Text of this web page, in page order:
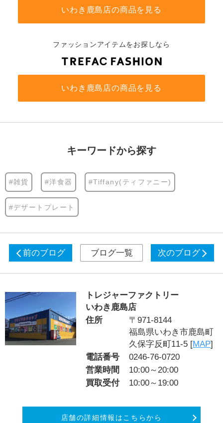
いわき鹿島店の商品を見る
ファッションアイテムをお探しなら
いわき鹿島店の商品を見る
キーワードから探す
#雑貨 #洋食器 #Tiffany(ティファニー)
#デザートプレート
前のブログ ブログ一覧 次のブログ
トレジャーファクトリー
いわき鹿島店
住所
〒971-8144
福島県いわき市鹿島町
久保字反町11-5 [MAP]
電話番号
0246-76-0720
営業時間
10:00～20:00
買取受付
10:00～19:00
店舗の詳細情報はこちらから